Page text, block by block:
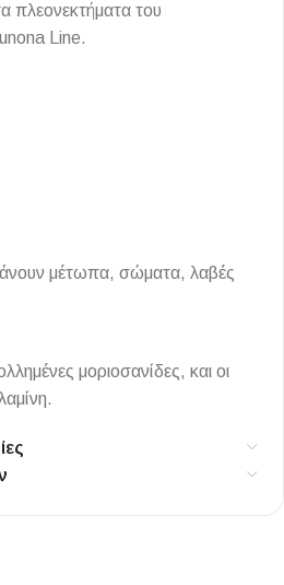
πλεονεκτήματα του
Line.
μέτωπα, σώματα, λαβές
μοριοσανίδες, και οι